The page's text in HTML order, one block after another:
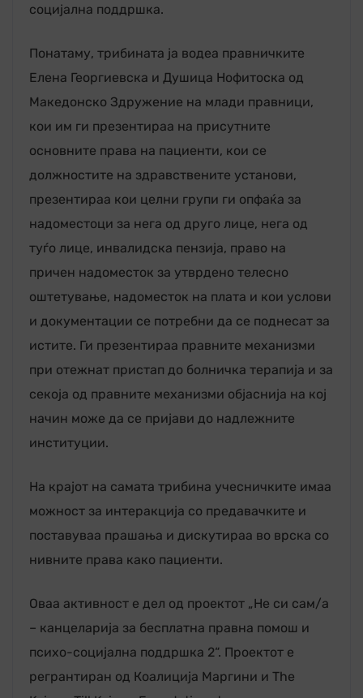
социјална поддршка.
Понатаму, трибината ја водеа правничките
Елена Георгиевска и Душица Нофитоска од
Македонско Здружение на млади правници,
кои им ги презентираа на присутните
основните права на пациенти, кои се
должностите на здравствените установи,
презентираа кои целни групи ги опфаќа за
надоместоци за нега од друго лице, нега од
туѓо лице, инвалидска пензија, право на
причен надоместок за утврдено телесно
оштетување, надоместок на плата и кои услови
и документации се потребни да се поднесат за
истите. Ги презентираа правните механизми
при отежнат пристап до болничка терапија и за
секоја од правните механизми објаснија на кој
начин може да се пријави до надлежните
институции.
На крајот на самата трибина учесничките имаа
можност за интеракција со предавачките и
поставуваа прашања и дискутираа во врска со
нивните права како пациенти.
Оваа активност е дел од проектот „Не си сам/а
– канцеларија за бесплатна правна помош и
психо-социјална поддршка 2“. Проектот е
регрантиран од Коалиција Маргини и The